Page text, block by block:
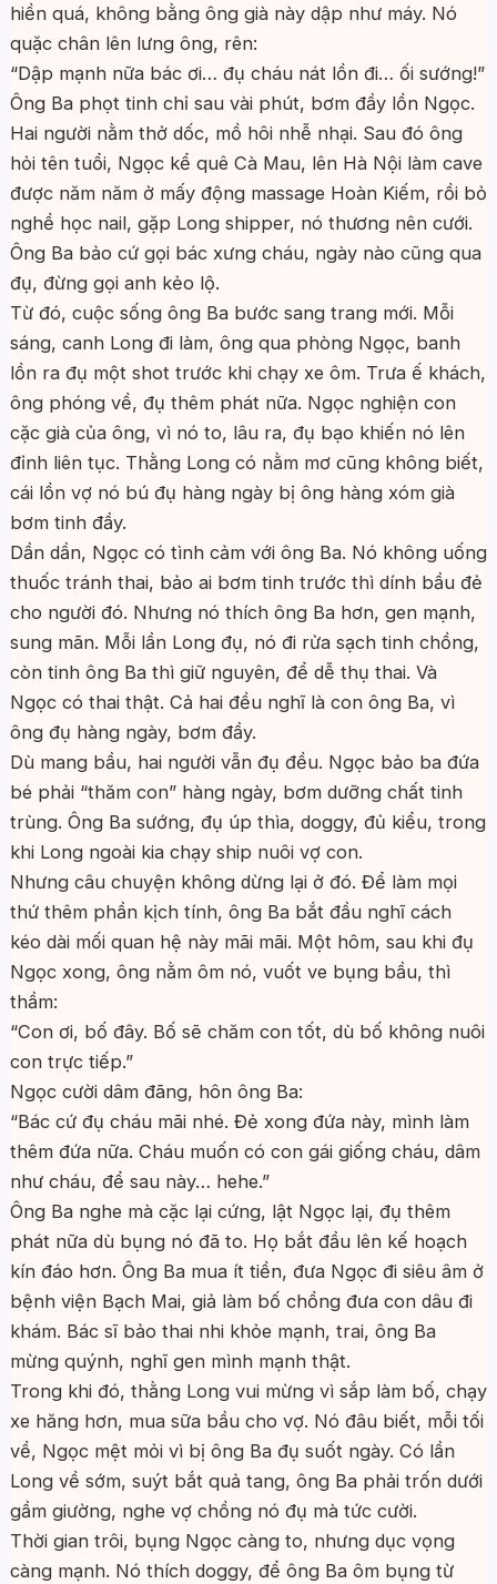
hiền quá, không bằng ông già này dập như máy. Nó
quặc chân lên lưng ông, rên:
“Dập mạnh nữa bác ơi… đụ cháu nát lồn đi… ối sướng!”
Ông Ba phọt tinh chỉ sau vài phút, bơm đầy lồn Ngọc.
Hai người nằm thở dốc, mồ hôi nhễ nhại. Sau đó ông
hỏi tên tuổi, Ngọc kể quê Cà Mau, lên Hà Nội làm cave
được năm năm ở mấy động massage Hoàn Kiếm, rồi bỏ
nghề học nail, gặp Long shipper, nó thương nên cưới.
Ông Ba bảo cứ gọi bác xưng cháu, ngày nào cũng qua
đụ, đừng gọi anh kẻo lộ.
Từ đó, cuộc sống ông Ba bước sang trang mới. Mỗi
sáng, canh Long đi làm, ông qua phòng Ngọc, banh
lồn ra đụ một shot trước khi chạy xe ôm. Trưa ế khách,
ông phóng về, đụ thêm phát nữa. Ngọc nghiện con
cặc già của ông, vì nó to, lâu ra, đụ bạo khiến nó lên
đỉnh liên tục. Thằng Long có nằm mơ cũng không biết,
cái lồn vợ nó bú đụ hàng ngày bị ông hàng xóm già
bơm tinh đầy.
Dần dần, Ngọc có tình cảm với ông Ba. Nó không uống
thuốc tránh thai, bảo ai bơm tinh trước thì dính bầu đẻ
cho người đó. Nhưng nó thích ông Ba hơn, gen mạnh,
sung mãn. Mỗi lần Long đụ, nó đi rửa sạch tinh chồng,
còn tinh ông Ba thì giữ nguyên, để dễ thụ thai. Và
Ngọc có thai thật. Cả hai đều nghĩ là con ông Ba, vì
ông đụ hàng ngày, bơm đầy.
Dù mang bầu, hai người vẫn đụ đều. Ngọc bảo ba đứa
bé phải “thăm con” hàng ngày, bơm dưỡng chất tinh
trùng. Ông Ba sướng, đụ úp thìa, doggy, đủ kiểu, trong
khi Long ngoài kia chạy ship nuôi vợ con.
Nhưng câu chuyện không dừng lại ở đó. Để làm mọi
thứ thêm phần kịch tính, ông Ba bắt đầu nghĩ cách
kéo dài mối quan hệ này mãi mãi. Một hôm, sau khi đụ
Ngọc xong, ông nằm ôm nó, vuốt ve bụng bầu, thì
thầm:
“Con ơi, bố đây. Bố sẽ chăm con tốt, dù bố không nuôi
con trực tiếp.”
Ngọc cười dâm đãng, hôn ông Ba:
“Bác cứ đụ cháu mãi nhé. Đẻ xong đứa này, mình làm
thêm đứa nữa. Cháu muốn có con gái giống cháu, dâm
như cháu, để sau này… hehe.”
Ông Ba nghe mà cặc lại cứng, lật Ngọc lại, đụ thêm
phát nữa dù bụng nó đã to. Họ bắt đầu lên kế hoạch
kín đáo hơn. Ông Ba mua ít tiền, đưa Ngọc đi siêu âm ở
bệnh viện Bạch Mai, giả làm bố chồng đưa con dâu đi
khám. Bác sĩ bảo thai nhi khỏe mạnh, trai, ông Ba
mừng quýnh, nghĩ gen mình mạnh thật.
Trong khi đó, thằng Long vui mừng vì sắp làm bố, chạy
xe hăng hơn, mua sữa bầu cho vợ. Nó đâu biết, mỗi tối
về, Ngọc mệt mỏi vì bị ông Ba đụ suốt ngày. Có lần
Long về sớm, suýt bắt quả tang, ông Ba phải trốn dưới
gầm giường, nghe vợ chồng nó đụ mà tức cười.
Thời gian trôi, bụng Ngọc càng to, nhưng dục vọng
càng mạnh. Nó thích doggy, để ông Ba ôm bụng từ